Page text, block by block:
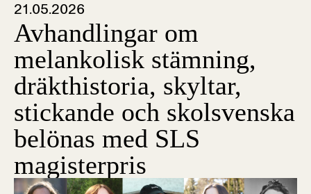
21.05.2026
Avhandlingar om
melankolisk stämning,
dräkthistoria, skyltar,
stickande och skolsvenska
belönas med SLS
magisterpris